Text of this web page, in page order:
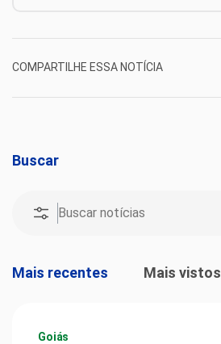
COMPARTILHE ESSA NOTÍCIA
Buscar
Mais recentes Mais vistos
Goiás